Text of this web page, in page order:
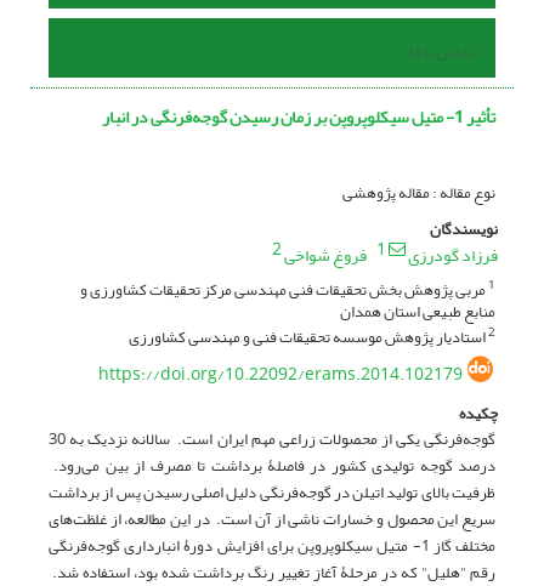
تماس با ما
تأثیر 1- متیل سیکلوپروپن بر زمان رسیدن گوجه‌فرنگی در انبار
نوع مقاله : مقاله پژوهشی
نویسندگان
فرزاد گودرزی 1 فروغ شواخی2
1مربی پژوهش بخش تحقیقات فنی مهندسی مرکز تحقیقات کشاورزی و
منابع طبیعی استان همدان
2استادیار پژوهش موسسه تحقیقات فنی و مهندسی کشاورزی
https://doi.org/10.22092/erams.2014.102179
چکیده
گوجه‌فرنگی یکی از محصولات زراعی مهم ایران است. سالانه نزدیک به 30
درصد گوجه تولیدی کشور در فاصلۀ برداشت تا مصرف از بین می‌رود.
ظرفیت بالای تولید اتیلن در گوجه‌فرنگی دلیل اصلی رسیدن پس از برداشت
سریع این محصول و خسارات ناشی از آن است. در این مطالعه، از غلظت‌های
مختلف گاز 1- متیل سیکلوپروپن برای افزایش دورۀ انبارداری گوجه‌فرنگی
رقم "هلیل" که در مرحلۀ آغاز تغییر رنگ برداشت شده بود، استفاده شد.